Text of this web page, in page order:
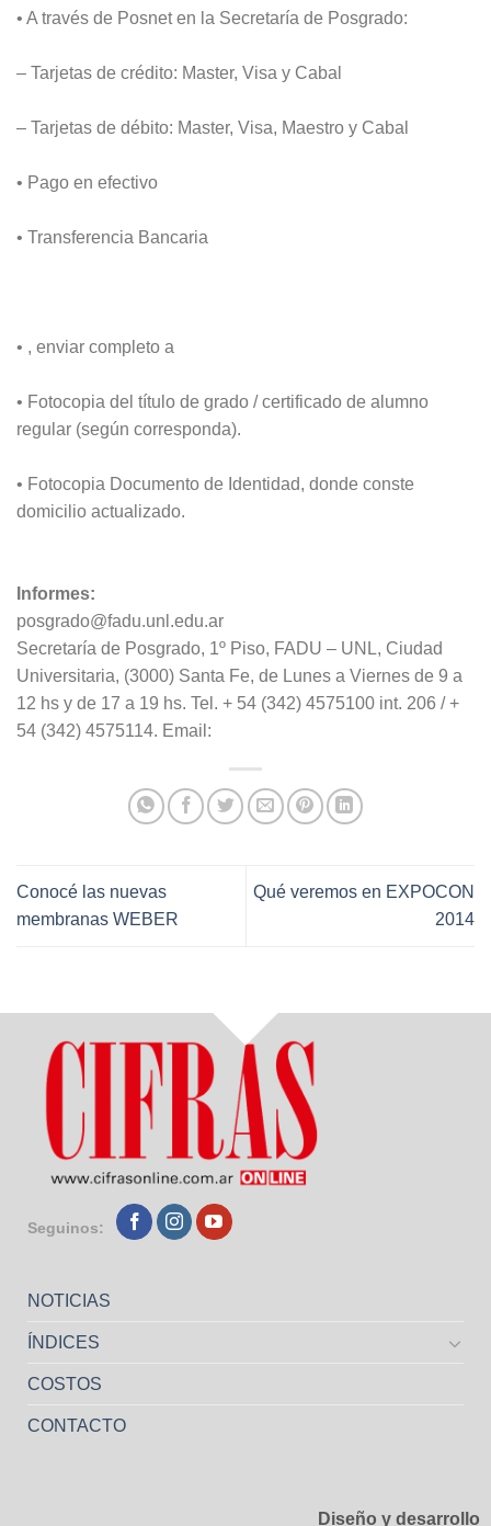
• A través de Posnet en la Secretaría de Posgrado:
– Tarjetas de crédito: Master, Visa y Cabal
– Tarjetas de débito: Master, Visa, Maestro y Cabal
• Pago en efectivo
• Transferencia Bancaria
• , enviar completo a
• Fotocopia del título de grado / certificado de alumno
regular (según corresponda).
• Fotocopia Documento de Identidad, donde conste
domicilio actualizado.
Informes:
posgrado@fadu.unl.edu.ar
Secretaría de Posgrado, 1º Piso, FADU – UNL, Ciudad
Universitaria, (3000) Santa Fe, de Lunes a Viernes de 9 a
12 hs y de 17 a 19 hs. Tel. + 54 (342) 4575100 int. 206 / +
54 (342) 4575114. Email:
Conocé las nuevas
membranas WEBER
Qué veremos en EXPOCON
2014
Seguinos:
NOTICIAS
ÍNDICES
COSTOS
CONTACTO
Diseño y desarrollo